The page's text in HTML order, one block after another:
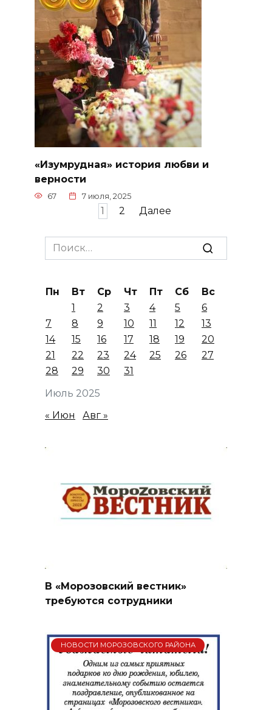
«Изумрудная» история любви и
верности
67 7 июля, 2025
1 2 Далее
Search
for:
Июль 2025
Пн Вт Ср Чт Пт Сб
Вс
1
2 3 4 5
6
7
8 9 10 11 12
13
14
15 16 17 18 19
20
21
22 23 24 25 26
27
28
29 30 31
« Июн Авг »
В «Морозовский вестник»
требуются сотрудники
НОВОСТИ МОРОЗОВСКОГО РАЙОНА